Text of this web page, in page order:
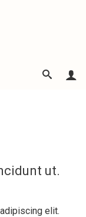
ut.
elit.